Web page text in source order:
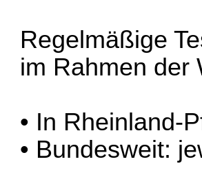
Regelmäßige
im Rahmen der
• In Rheinland-
• Bundesweit: